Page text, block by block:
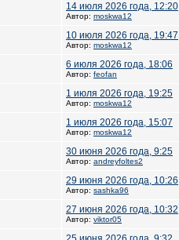
14 июля 2026 года, 12:20
Автор: moskwa12
10 июля 2026 года, 19:47
Автор: moskwa12
6 июля 2026 года, 18:06
Автор: feofan
1 июля 2026 года, 19:25
Автор: moskwa12
1 июля 2026 года, 15:07
Автор: moskwa12
30 июня 2026 года, 9:25
Автор: andreyfoltes2
29 июня 2026 года, 10:26
Автор: sashka96
27 июня 2026 года, 10:32
Автор: viktor05